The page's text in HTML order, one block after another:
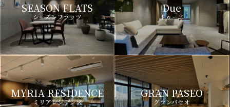
SEASON FLATS
シーズンフラッツ
Due
ドゥーエ
MYRIA RESIDENCE
ミリアレジデンス
GRAN PASEO
グランパセオ